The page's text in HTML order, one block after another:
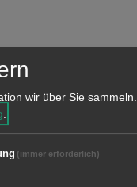
wir über Sie sammeln.
.
(immer erforderlich)